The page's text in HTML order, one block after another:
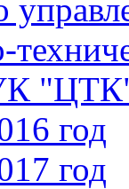
год
год